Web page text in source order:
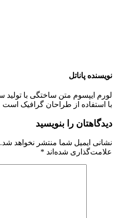
نویسنده پاناتل
لورم ایپسوم متن ساختگی با
با استفاده از طراحان گرافیک است
دیدگاهتان را بنویسید
نشانی ایمیل شما منتشر نخواهد شد.
علامت‌گذاری شده‌اند *